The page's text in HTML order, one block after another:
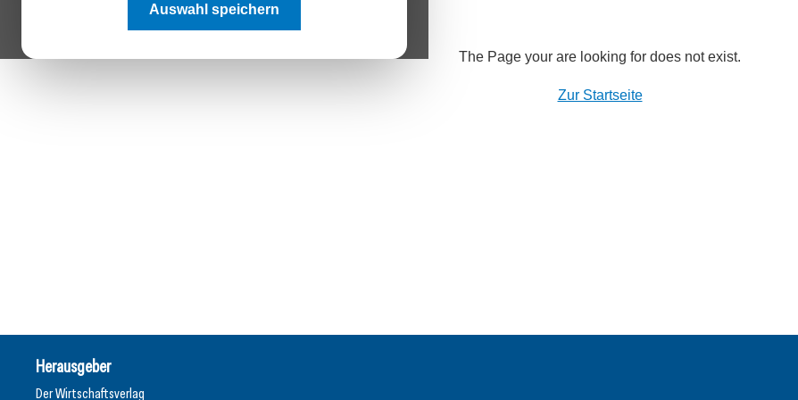
Auswahl speichern
The Page your are looking for does not exist.
Zur Startseite
Herausgeber
Der Wirtschaftsverlag